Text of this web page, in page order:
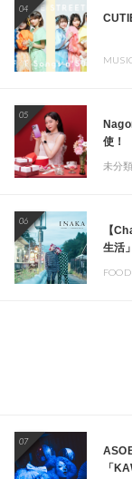
04
05
使！
未分
06
【
生活
FOOD
07
「